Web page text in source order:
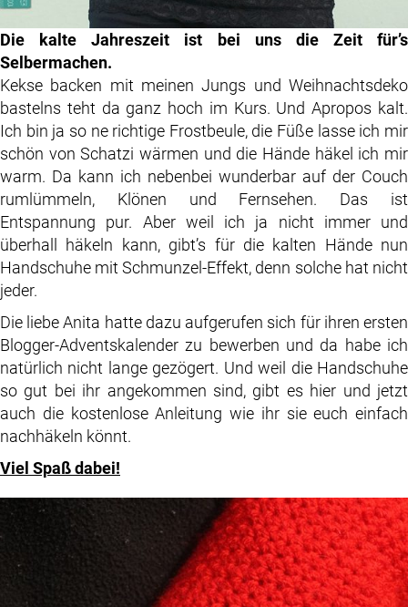
Die kalte Jahreszeit ist bei uns die Zeit für’s
Selbermachen.
Kekse backen mit meinen Jungs und Weihnachtsdeko
bastelns teht da ganz hoch im Kurs. Und Apropos kalt.
Ich bin ja so ne richtige Frostbeule, die Füße lasse ich mir
schön von Schatzi wärmen und die Hände häkel ich mir
warm. Da kann ich nebenbei wunderbar auf der Couch
rumlümmeln, Klönen und Fernsehen. Das ist
Entspannung pur. Aber weil ich ja nicht immer und
überhall häkeln kann, gibt’s für die kalten Hände nun
Handschuhe mit Schmunzel-Effekt, denn solche hat nicht
jeder.
Die liebe Anita hatte dazu aufgerufen sich für ihren ersten
Blogger-Adventskalender zu bewerben und da habe ich
natürlich nicht lange gezögert. Und weil die Handschuhe
so gut bei ihr angekommen sind, gibt es hier und jetzt
auch die kostenlose Anleitung wie ihr sie euch einfach
nachhäkeln könnt.
Viel Spaß dabei!